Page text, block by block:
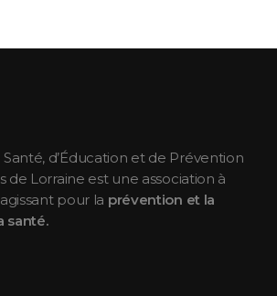
Santé, d’Éducation et de Prévention
de Lorraine est une association à
pour la prévention et la
santé.